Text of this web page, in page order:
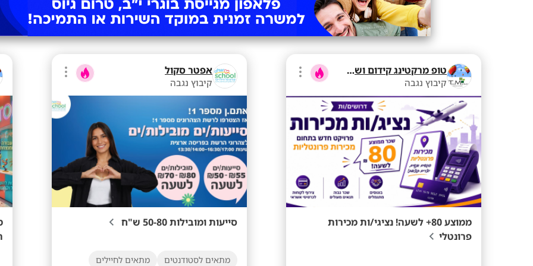
טופ מרקטינג קידום ושיווק בע"מ
קיבוץ נגבה
ממוצע 80+ לשעה! נציגי/ות מכירות
פרונטלי
אפטר סקול
קיבוץ נגבה
סייעות ומובילות 50-80 ש"ח
מתאים לסטודנטים מתאים לחיילים